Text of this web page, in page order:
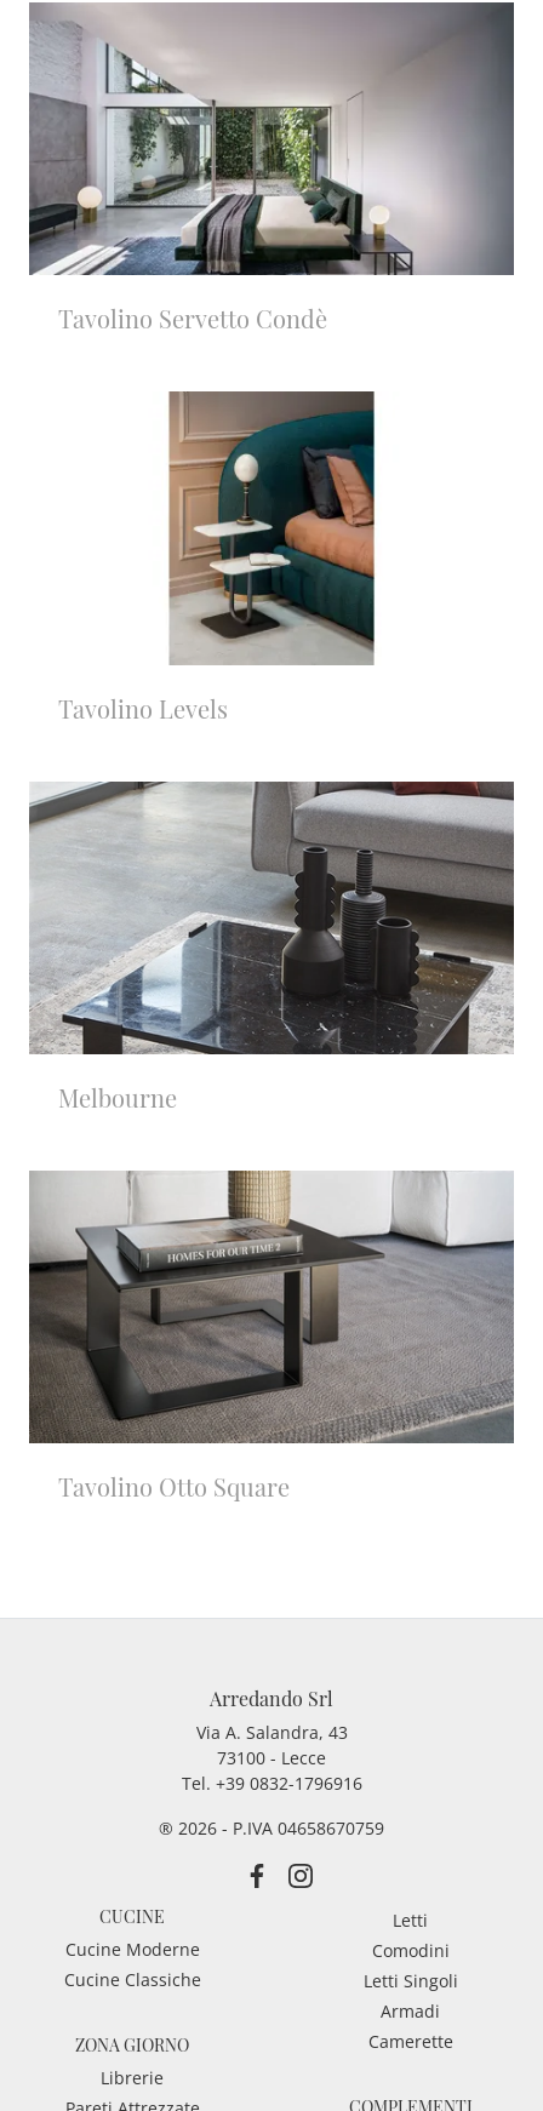
Tavolino Servetto Condè
Tavolino Levels
Melbourne
Tavolino Otto Square
Arredando Srl
Via A. Salandra, 43
73100 - Lecce
Tel. +39 0832-1796916
® 2026 - P.IVA 04658670759
CUCINE
Cucine Moderne
Cucine Classiche
ZONA GIORNO
Librerie
Letti
Comodini
Letti Singoli
Armadi
Camerette